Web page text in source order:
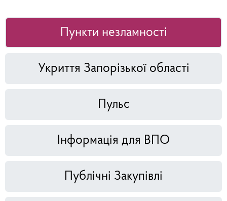
Пункти незламності
Укриття Запорізької області
Пульс
Інформація для ВПО
Публічні Закупівлі